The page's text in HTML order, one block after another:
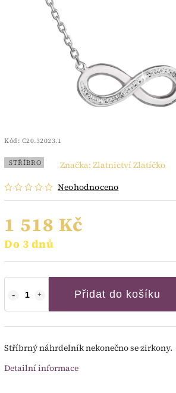
Kód: C20.32023.1
STŘÍBRO
Neohodnoceno
Značka: Zlatnictví Zlatíčko
1 518 Kč
Do 3 dnů
Přidat do košíku
Stříbrný náhrdelník nekonečno se zirkony.
Detailní informace